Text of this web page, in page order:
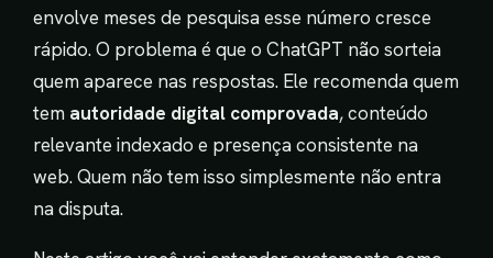
envolve meses de pesquisa esse número cresce
rápido. O problema é que o ChatGPT não sorteia
quem aparece nas respostas. Ele recomenda quem
tem autoridade digital comprovada, conteúdo
relevante indexado e presença consistente na
web. Quem não tem isso simplesmente não entra
na disputa.